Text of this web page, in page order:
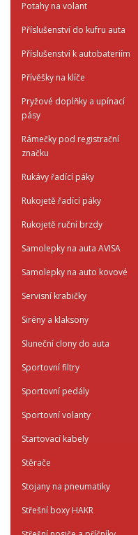
Potahy na volant
Příslušenství do kufru auta
Příslušenství k autobateriím
Přívěšky na klíče
Pryžové doplňky a upínací
pásy
Rámečky pod registrační
značku
Rukávy řadící páky
Rukojetě řadící páky
Rukojetě ruční brzdy
Samolepky na auta AVISA
Samolepky na auto kovové
Servisní krabičky
Sirény a klaksony
Sluneční clony do auta
Sportovní filtry
Sportovní pedály
Sportovní volanty
Startovací kabely
Stěrače
Stojany na pneumatiky
Střešní boxy HAKR